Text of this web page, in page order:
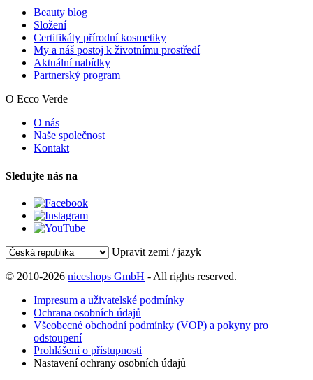
Beauty blog
Složení
Certifikáty přírodní kosmetiky
My a náš postoj k životnímu prostředí
Aktuální nabídky
Partnerský program
O Ecco Verde
O nás
Naše společnost
Kontakt
Sledujte nás na
Upravit zemi / jazyk
© 2010-2026 niceshops GmbH - All rights reserved.
Impresum a uživatelské podmínky
Ochrana osobních údajů
Všeobecné obchodní podmínky (VOP) a pokyny pro
odstoupení
Prohlášení o přístupnosti
Nastavení ochrany osobních údajů